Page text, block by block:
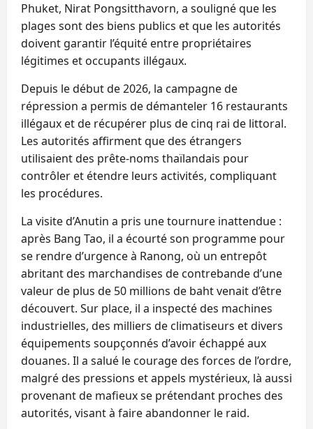
Phuket, Nirat Pongsitthavorn, a souligné que les
plages sont des biens publics et que les autorités
doivent garantir l’équité entre propriétaires
légitimes et occupants illégaux.
Depuis le début de 2026, la campagne de
répression a permis de démanteler 16 restaurants
illégaux et de récupérer plus de cinq rai de littoral.
Les autorités affirment que des étrangers
utilisaient des prête‑noms thaïlandais pour
contrôler et étendre leurs activités, compliquant
les procédures.
La visite d’Anutin a pris une tournure inattendue :
après Bang Tao, il a écourté son programme pour
se rendre d’urgence à Ranong, où un entrepôt
abritant des marchandises de contrebande d’une
valeur de plus de 50 millions de baht venait d’être
découvert. Sur place, il a inspecté des machines
industrielles, des milliers de climatiseurs et divers
équipements soupçonnés d’avoir échappé aux
douanes. Il a salué le courage des forces de l’ordre,
malgré des pressions et appels mystérieux, là aussi
provenant de mafieux se prétendant proches des
autorités, visant à faire abandonner le raid.